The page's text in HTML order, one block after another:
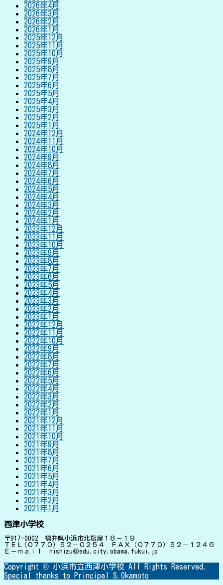
2026年4月
2026年3月
2026年2月
2026年1月
2025年12月
2025年11月
2025年10月
2025年9月
2025年8月
2025年7月
2025年6月
2025年5月
2025年4月
2025年3月
2025年2月
2025年1月
2024年12月
2024年11月
2024年10月
2024年9月
2024年8月
2024年7月
2024年6月
2024年5月
2024年4月
2024年3月
2024年2月
2024年1月
2023年12月
2023年11月
2023年10月
2023年9月
2023年8月
2023年7月
2023年6月
2023年5月
2023年4月
2023年3月
2023年2月
2023年1月
2022年12月
2022年11月
2022年10月
2022年9月
2022年8月
2022年7月
2022年6月
2022年5月
2022年4月
2022年3月
2022年2月
2022年1月
2021年12月
2021年11月
2021年10月
2021年9月
2021年8月
2021年7月
2021年6月
2021年5月
2021年4月
2021年3月
2021年2月
2021年1月
西津小学校
〒917-0002 福井県小浜市北塩屋１８－１９
ＴＥＬ(０７７０）５２－０２５４ ＦＡＸ（０７７０）５２－１２４６
Ｅ－ｍａｉｌ nishizu＠edu.city.obama.fukui.jp
Copyright © 小浜市立西津小学校 All Rights Reserved.
Special thanks to Principal S.Okamoto